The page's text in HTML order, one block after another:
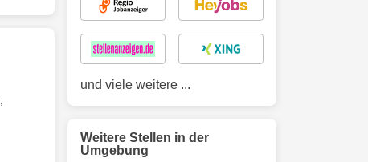
und viele weitere ...
Weitere Stellen in der
Umgebung